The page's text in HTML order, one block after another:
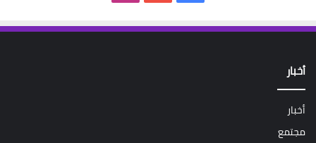
أخبار
أخبار
مجتمع